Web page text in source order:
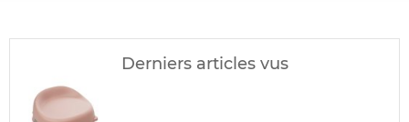
Derniers articles vus